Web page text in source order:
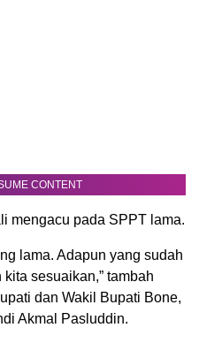
CONTENT
mengacu pada SPPT lama.
lama. Adapun yang sudah
sesuaikan,” tambah
dan Wakil Bupati Bone,
Akmal Pasluddin.